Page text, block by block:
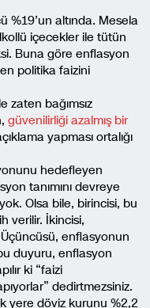
%19’un altında. Mesela
içecekler ile tütün
Buna göre enflasyon
politika faizini
zaten bağımsız
güvenilirliği azalmış bir
yapması ortalığı
hedefleyen
tanımını devreye
Olsa bile, birincisi, bu
verilir. İkincisi,
enflasyonun
duyuru, enflasyon
ki “faizi
dedirtmezsiniz.
yere döviz kurunu %2,2